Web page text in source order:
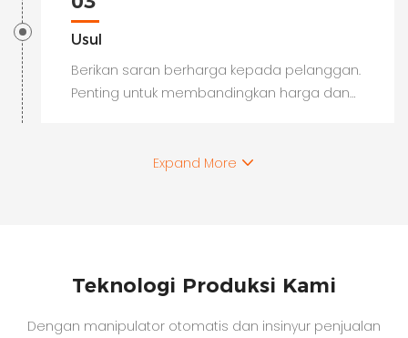
Usul
Berikan saran berharga kepada pelanggan.
Penting untuk membandingkan harga dan
terbaik untuk uang Anda
Expand More
Teknologi Produksi Kami
Dengan manipulator otomatis dan insinyur penjualan